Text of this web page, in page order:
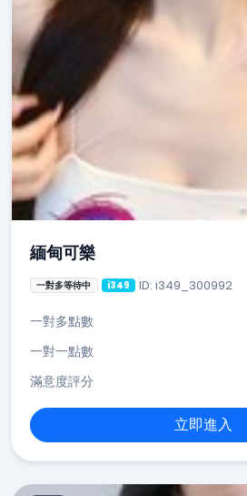
緬甸可樂
一對多等待中 i349 ID: i349_300992
一對多點數
一對一點數
滿意度評分
立即進入